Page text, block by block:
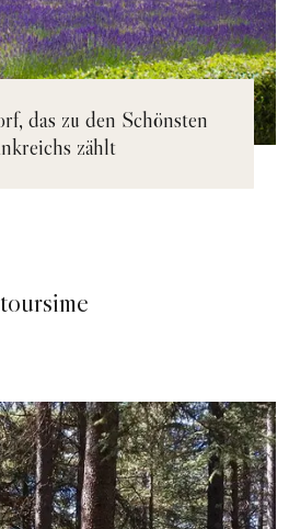
das zu den Schönsten
zählt
toursime